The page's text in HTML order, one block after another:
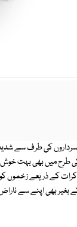
کی طرف سے
طرح میں بھی بہت خوش
کے ذریعے زخموں کو
بغیر بھی اپنے سے